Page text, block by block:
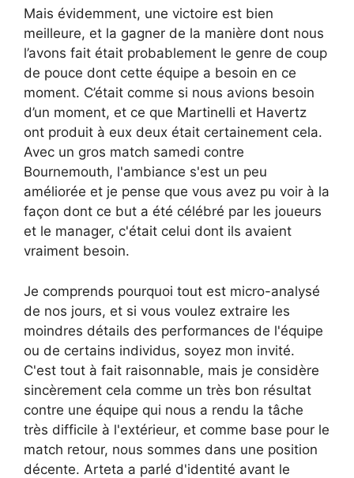
Mais évidemment, une victoire est bien
meilleure, et la gagner de la manière dont nous
l’avons fait était probablement le genre de coup
de pouce dont cette équipe a besoin en ce
moment. C’était comme si nous avions besoin
d’un moment, et ce que Martinelli et Havertz
ont produit à eux deux était certainement cela.
Avec un gros match samedi contre
Bournemouth, l'ambiance s'est un peu
améliorée et je pense que vous avez pu voir à la
façon dont ce but a été célébré par les joueurs
et le manager, c'était celui dont ils avaient
vraiment besoin.
Je comprends pourquoi tout est micro-analysé
de nos jours, et si vous voulez extraire les
moindres détails des performances de l'équipe
ou de certains individus, soyez mon invité.
C'est tout à fait raisonnable, mais je considère
sincèrement cela comme un très bon résultat
contre une équipe qui nous a rendu la tâche
très difficile à l'extérieur, et comme base pour le
match retour, nous sommes dans une position
décente. Arteta a parlé d'identité avant le